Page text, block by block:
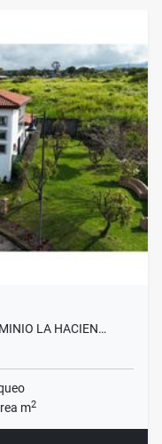
LA HACIEN…
m2